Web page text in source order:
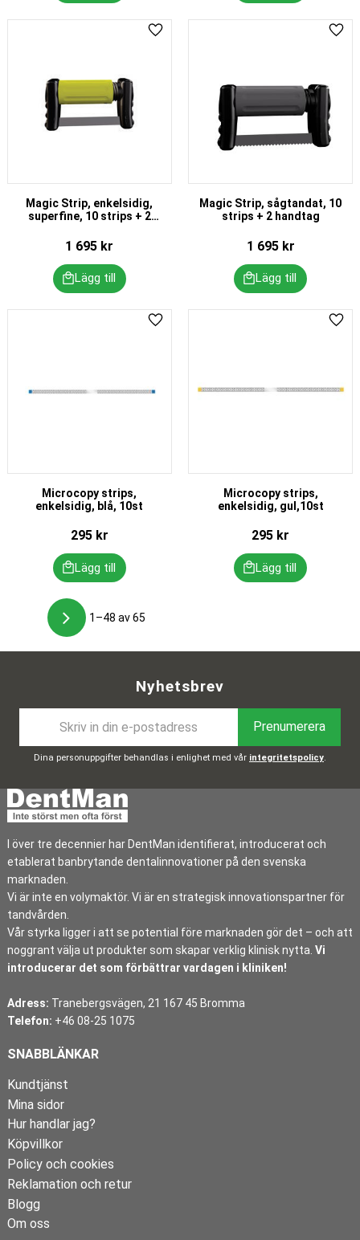
Magic Strip, enkelsidig,
superfine, 10 strips + 2
1 695 kr
Lägg till i favoriter
Magic Strip, sågtandat, 10
strips + 2 handtag
1 695kr
Microcopy strips,
enkelsidig, blå, 10st
295kr
Lägg till i favoriter
Microcopy strips,
enkelsidig, gul,10st
295 kr
1–48 av65
Nyhetsbrev
Prenumerera
Dina personuppgifter behandlas i enlighet med vår integritetspolicy.
I över tre decennier har DentMan identifierat, introducerat och
etablerat banbrytande dentalinnovationer på den svenska
marknaden.
Vi är inte en volymaktör. Vi är en strategisk innovationspartner för
tandvården.
Vår styrka ligger i att se potential före marknaden gör det – och att
noggrant välja ut produkter som skapar verklig klinisk nytta. Vi
introducerar det som förbättrar vardagen i kliniken!
Adress: Tranebergsvägen, 21 167 45 Bromma
Telefon: +46 08-25 1075
SNABBLÄNKAR
Kundtjänst
Mina sidor
Hur handlar jag?
Köpvillkor
Policy och cookies
Reklamation och retur
Blogg
Om oss